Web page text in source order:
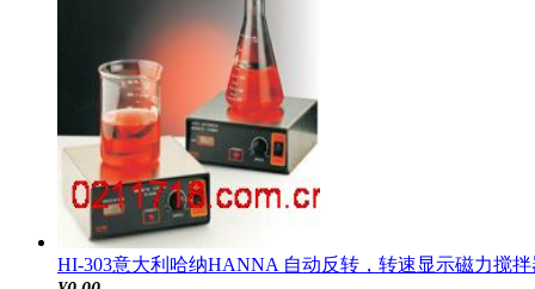
HI-303意大利哈纳HANNA 自动反转，转速显示磁力搅拌